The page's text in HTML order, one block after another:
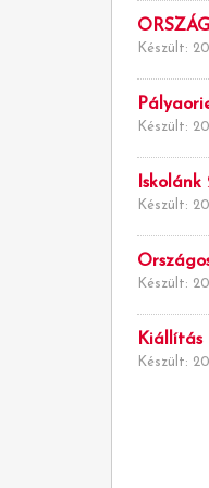
Készült:
Készült:
Készült:
Készült:
Kiállítás
Készült: